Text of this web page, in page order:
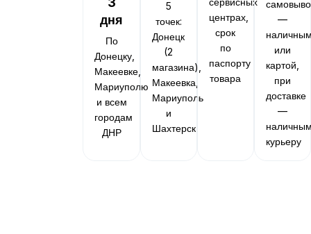
дня
По
Донецку,
Макеевке,
Мариуполю
и всем
городам
ДНР
5
точек:
Донецк
(2
магазина),
Макеевка,
Мариуполь
и
Шахтерск
центрах,
срок
по
паспорту
товара
—
или
картой,
при
доставке
—
курьеру